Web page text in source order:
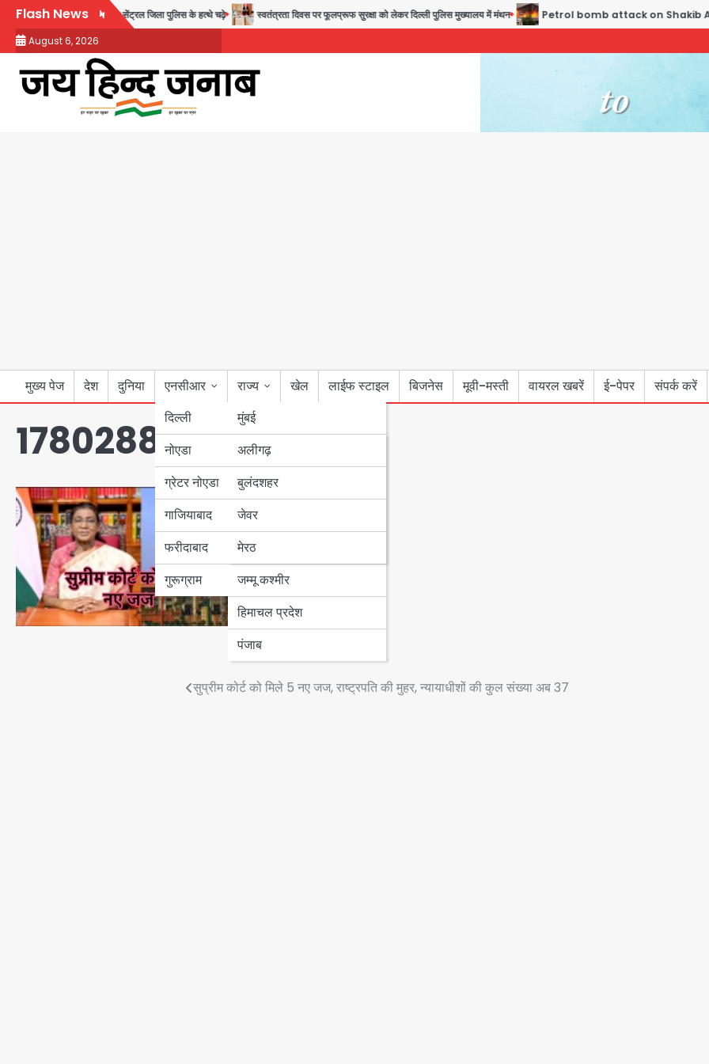
Skip
content
Flash News
वाले 11 बांग्लादेशी नागरिक सेंट्रल जिला पुलिस के हत्थे चढ़े स्वतंत्रता दिवस पर फूलप्रूफ सुरक्षा को लेकर दिल्ली पुलिस मुख्यालय में मंथन Petrol bomb attack on Shakib Al
August 6, 2026
मुख्य पेज देश दुनिया
एनसीआर
दिल्ली
नोएडा
ग्रेटर नोएडा
गाजियाबाद
फरीदाबाद
गुरूग्राम
राज्य
मुंबई
उत्तर प्रदेश
अलीगढ़
बुलंदशहर
जेवर
मेरठ
बिहार
पंजाब
हरियाणा
जम्मू कश्मीर
हिमाचल प्रदेश
पंजाब
खेल लाईफ स्टाइल बिजनेस मूवी-मस्ती वायरल खबरें ई-पेपर संपर्क करें
1780288433245941
सुप्रीम कोर्ट को मिले 5 नए जज, राष्ट्रपति की मुहर, न्यायाधीशों की कुल संख्या अब 37